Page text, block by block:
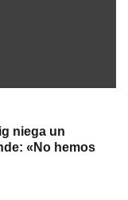
niega un
«No hemos